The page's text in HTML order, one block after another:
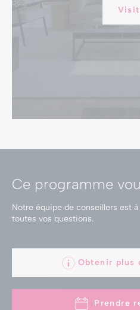
Ce programme
Notre équipe de conseillers est
toutes vos questions.
Obtenir plus
Prendre